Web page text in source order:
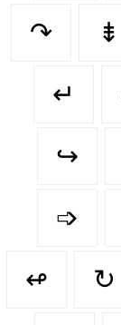
↷ ⇟
↵
↪️
➩
↫ ↻